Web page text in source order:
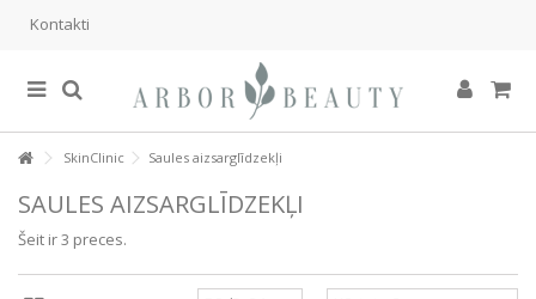
Kontakti
SkinClinic Saules aizsarglīdzekļi
SAULES AIZSARGLĪDZEKĻI
Šeit ir 3 preces.